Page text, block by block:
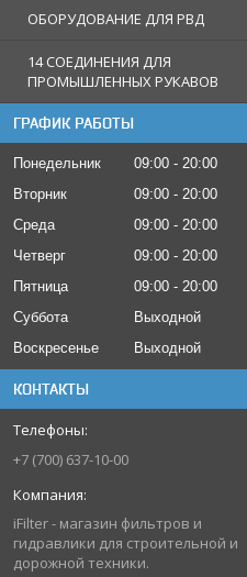
ОБОРУДОВАНИЕ ДЛЯ РВД
14 СОЕДИНЕНИЯ ДЛЯ
ПРОМЫШЛЕННЫХ РУКАВОВ
ГРАФИК РАБОТЫ
Понедельник 09:00
20:00
Вторник
09:00
20:00
Среда
09:00
20:00
Четверг
09:00
20:00
Пятница
09:00
20:00
Суббота
Выходной
Воскресенье
Выходной
КОНТАКТЫ
+7 (700) 637-10-00
iFilter - магазин фильтров и
гидравлики для строительной и
дорожной техники.